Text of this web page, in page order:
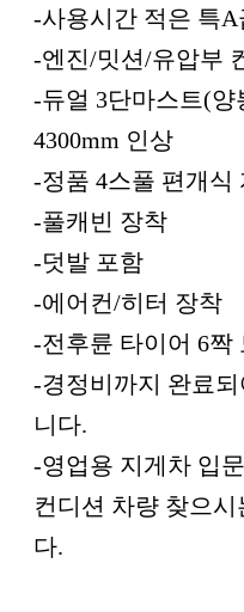
-사용시간 적은 특
-엔진/밋션/유압부
-듀얼 3단마스트(양
4300mm 인상
-정품 4스풀 편개식
-풀캐빈 장착
-덧발 포함
-에어컨/히터 장착
-전후륜 타이어 6짝
-경정비까지 완료
니다.
-영업용 지게차 입
컨디션 차량 찾으
다.